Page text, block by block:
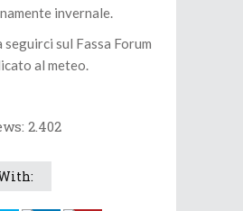
invernale.
sul Fassa Forum
al meteo.
2.402